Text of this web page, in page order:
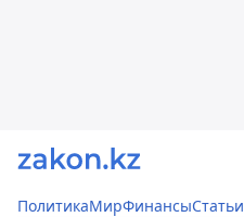
ПолитикаМирФинансыСтатьи